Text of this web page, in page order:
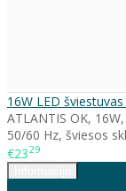
16W LED
ATLANTIS OK,
50/60 Hz, šviesos
€2329